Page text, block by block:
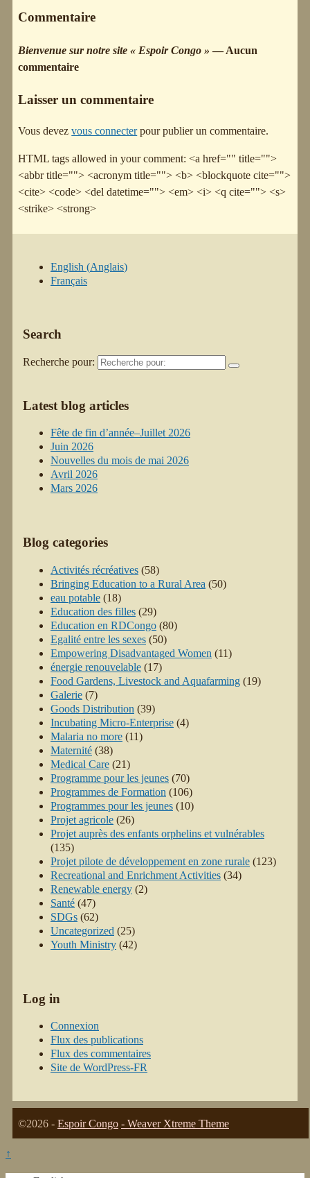
Commentaire
Bienvenue sur notre site « Espoir Congo » — Aucun
commentaire
Laisser un commentaire
Vous devezvous connecterpour publier un commentaire.
HTML tags allowed in your comment: <a href="" title="">
<abbr title=""> <acronym title=""> <b> <blockquote cite="">
<cite> <code> <del datetime=""> <em> <i> <q cite=""> <s>
<strike> <strong>
English (Anglais)
Français
Search
Recherche pour:
Latest blog articles
Fête de fin d’année–Juillet 2026
Juin 2026
Nouvelles du mois de mai 2026
Avril 2026
Mars 2026
Blog categories
Activités récréatives (58)
Bringing Education to a Rural Area (50)
eau potable (18)
Education des filles (29)
Education en RDCongo (80)
Egalité entre les sexes (50)
Empowering Disadvantaged Women (11)
énergie renouvelable (17)
Food Gardens, Livestock and Aquafarming (19)
Galerie (7)
Goods Distribution (39)
Incubating Micro-Enterprise (4)
Malaria no more (11)
Maternité (38)
Medical Care (21)
Programme pour les jeunes (70)
Programmes de Formation (106)
Programmes pour les jeunes (10)
Projet agricole (26)
Projet auprès des enfants orphelins et vulnérables
(135)
Projet pilote de développement en zone rurale (123)
Recreational and Enrichment Activities (34)
Renewable energy (2)
Santé (47)
SDGs (62)
Uncategorized (25)
Youth Ministry (42)
Log in
Connexion
Flux des publications
Flux des commentaires
Site de WordPress-FR
©2026 - Espoir Congo - Weaver Xtreme Theme
↑